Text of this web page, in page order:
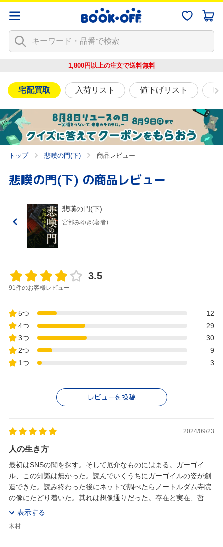
1,800円以上の注文で送料無料
宅配買取 入荷リスト 値下げリスト
トップ 悲嘆の門(下) 商品レビュー
悲嘆の門(下) の商品レビュー
悲嘆の門(下)
宮部みゆき(著者)
3.5
91件のお客様レビュー
5つ
12
4つ
29
3つ
30
2つ
9
1つ
3
レビューを投稿
2024/09/23
人の生き方
最初はSNSの闇を探す。そして厄介なものにはまる。ガーゴイ
ル、この知識は無かった。読んでいくうちにガーゴイルの姿が創
造できた。読み終わった後にネットで調べたらノートルダム寺院
の像にたどり着いた。其れは想像通りだった。存在と実在、哲学
の世界。で、ガーゴイルというのは日本では屋根の鬼...
表示する
木村